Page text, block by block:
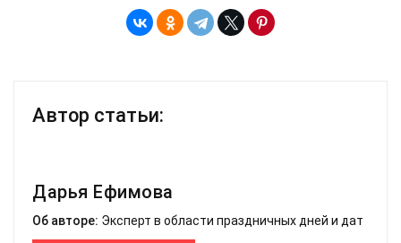
Автор статьи:
Дарья Ефимова
Об авторе: Эксперт в области праздничных дней и дат